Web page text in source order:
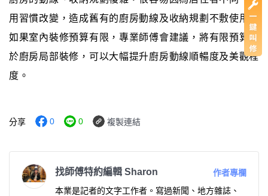
用習慣改變，造成舊有的廚房動線及收納規劃不敷使用。
如果室內裝修預算有限，專業師傅會建議，將有限預算用
於廚房局部裝修，可以大幅提升廚房動線順暢度及美觀程
度。
分享 0 0 複製連結
找師傅特約編輯 Sharon
作者專欄
本業是記者的文字工作者。寫過新聞、地方雜誌、